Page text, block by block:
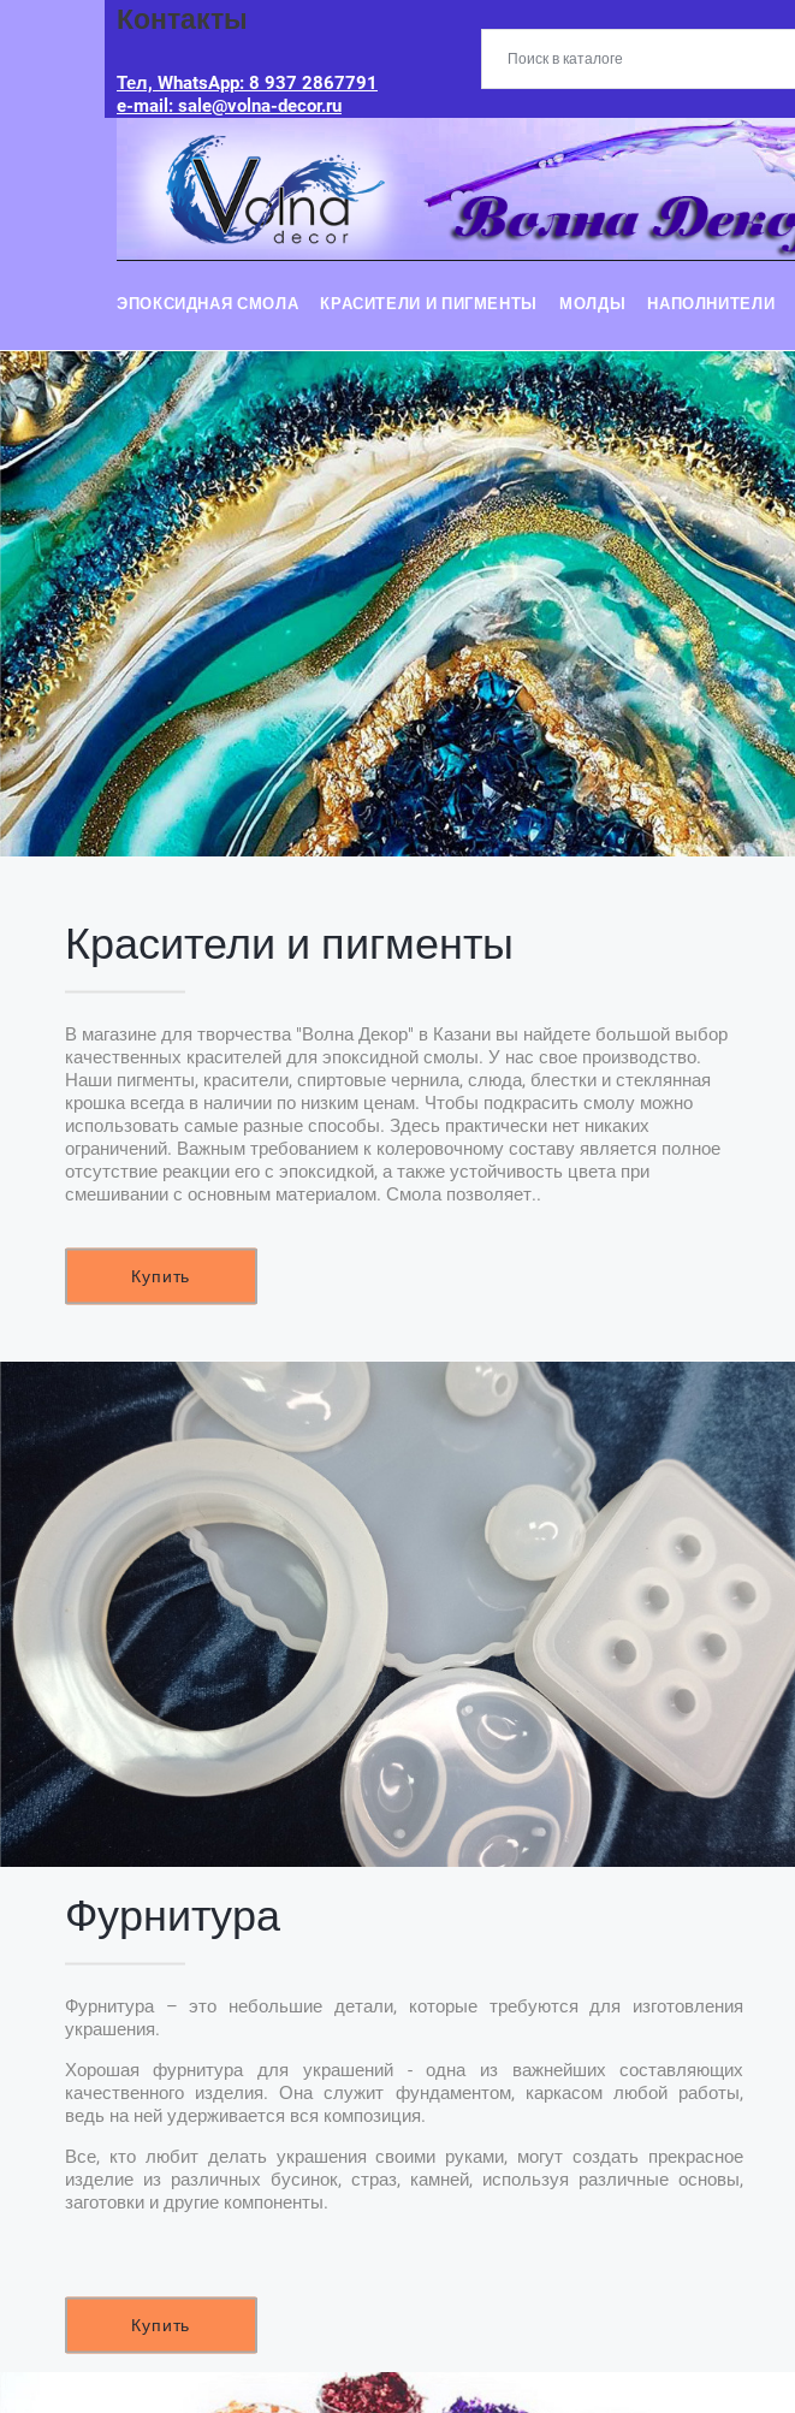
Контакты
Тел, WhatsApp: 8 937 2867791
e-mail: sale@volna-decor.ru
ЭПОКСИДНАЯ СМОЛА КРАСИТЕЛИ И ПИГМЕНТЫ МОЛДЫ НАПОЛНИТЕЛИ
Красители и пигменты
В магазине для творчества "Волна Декор" в Казани вы найдете большой выбор
качественных красителей для эпоксидной смолы. У нас свое производство.
Наши пигменты, красители, спиртовые чернила, слюда, блестки и стеклянная
крошка всегда в наличии по низким ценам. Чтобы подкрасить смолу можно
использовать самые разные способы. Здесь практически нет никаких
ограничений. Важным требованием к колеровочному составу является полное
отсутствие реакции его с эпоксидкой, а также устойчивость цвета при
смешивании с основным материалом. Смола позволяет..
Купить
Фурнитура
Фурнитура – это небольшие детали, которые требуются для изготовления
украшения.
Хорошая фурнитура для украшений - одна из важнейших составляющих
качественного изделия. Она служит фундаментом, каркасом любой работы,
ведь на ней удерживается вся композиция.
Все, кто любит делать украшения своими руками, могут создать прекрасное
изделие из различных бусинок, страз, камней, используя различные основы,
заготовки и другие компоненты.
Купить